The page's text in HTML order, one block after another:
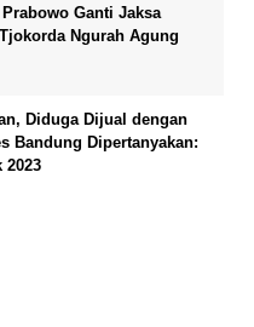
Ganti Jaksa
Ngurah Agung
Diduga Dijual dengan
Bandung Dipertanyakan:
2023